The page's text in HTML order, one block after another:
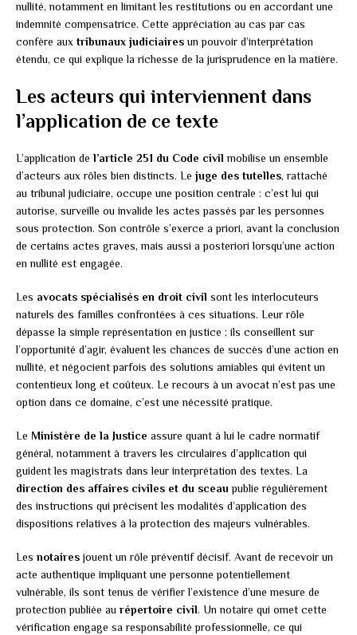
nullité, notamment en limitant les restitutions ou en accordant une
indemnité compensatrice. Cette appréciation au cas par cas
confère aux tribunaux judiciairesun pouvoir d’interprétation
étendu, ce qui explique la richesse de la jurisprudence en la matière.
Les acteurs qui interviennent dans
l’application de ce texte
L’application de l’article 251 du Code civil mobilise un ensemble
d’acteurs aux rôles bien distincts. Le juge des tutelles, rattaché
au tribunal judiciaire, occupe une position centrale : c’est lui qui
autorise, surveille ou invalide les actes passés par les personnes
sous protection. Son contrôle s’exerce a priori, avant la conclusion
de certains actes graves, mais aussi a posteriori lorsqu’une action
en nullité est engagée.
Les avocats spécialisés en droit civil sont les interlocuteurs
naturels des familles confrontées à ces situations. Leur rôle
dépasse la simple représentation en justice : ils conseillent sur
l’opportunité d’agir, évaluent les chances de succès d’une action en
nullité, et négocient parfois des solutions amiables qui évitent un
contentieux long et coûteux. Le recours à un avocat n’est pas une
option dans ce domaine, c’est une nécessité pratique.
Le Ministère de la Justice assure quant à lui le cadre normatif
général, notamment à travers les circulaires d’application qui
guident les magistrats dans leur interprétation des textes. La
direction des affaires civiles et du sceau publie régulièrement
des instructions qui précisent les modalités d’application des
dispositions relatives à la protection des majeurs vulnérables.
Les notaires jouent un rôle préventif décisif. Avant de recevoir un
acte authentique impliquant une personne potentiellement
vulnérable, ils sont tenus de vérifier l’existence d’une mesure de
protection publiée au répertoire civil. Un notaire qui omet cette
vérification engage sa responsabilité professionnelle, ce qui